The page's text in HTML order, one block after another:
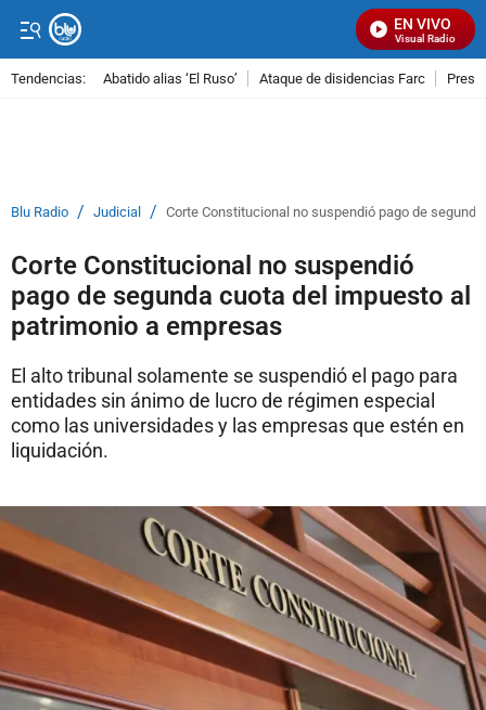
EN VIVO
Señal Visual Radio
Tendencias: Abatido alias ‘El Ruso’ Ataque de disidencias Farc
Blu Radio / Judicial / Corte Constitucional no suspendió pago de
Corte Constitucional no suspendió
pago de segunda cuota del impuesto al
patrimonio a empresas
El alto tribunal solamente se suspendió el pago para
entidades sin ánimo de lucro de régimen especial
como las universidades y las empresas que estén en
liquidación.